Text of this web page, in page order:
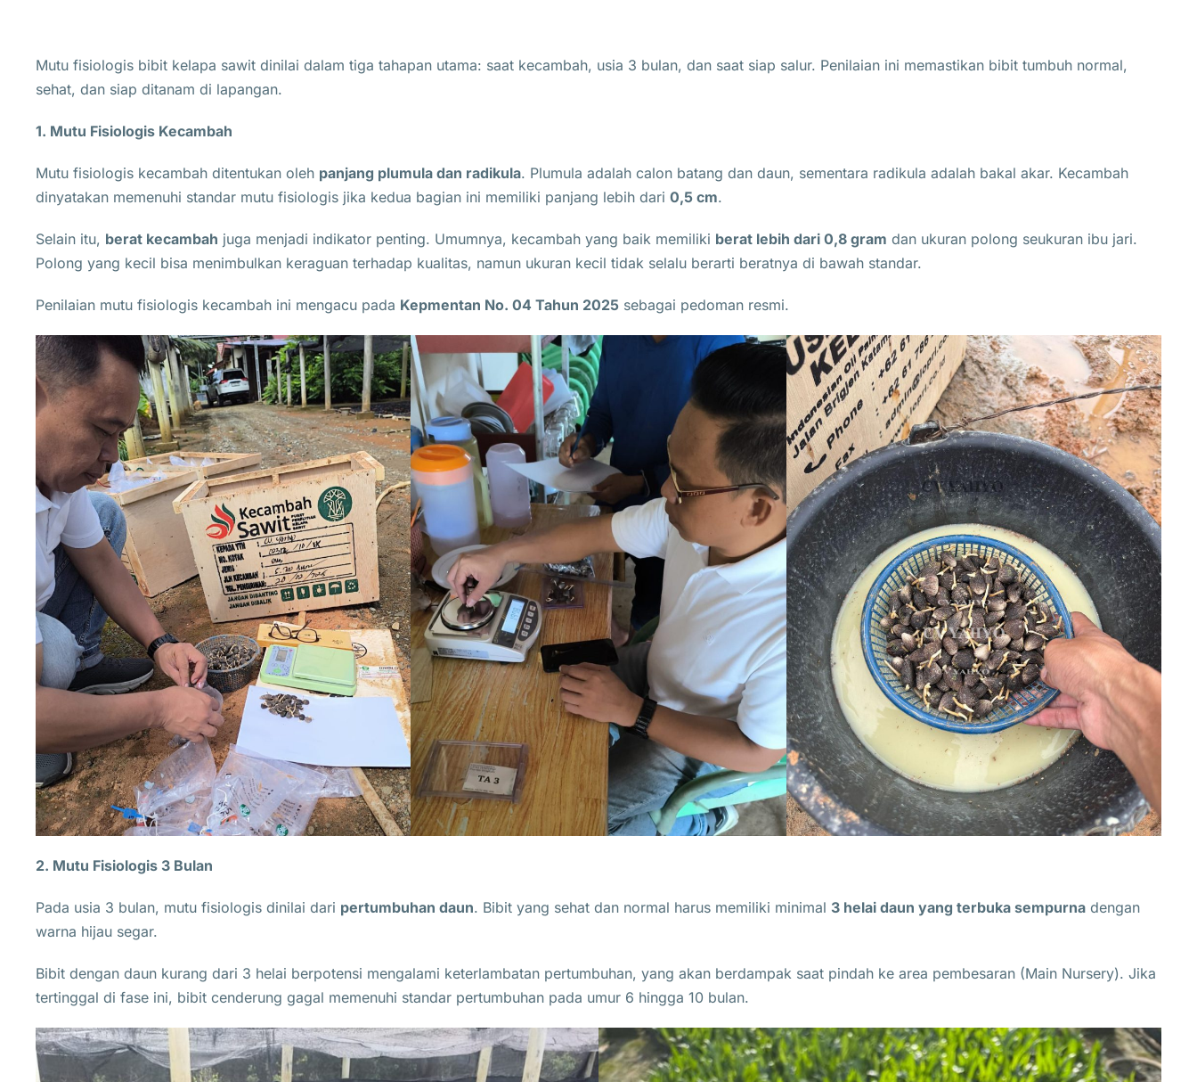
Mutu fisiologis bibit kelapa sawit dinilai dalam tiga tahapan utama: saat kecambah, usia 3 bulan, dan saat siap salur. Penilaian ini memastikan bibit tumbuh normal,
sehat, dan siap ditanam di lapangan.
1. Mutu Fisiologis Kecambah
Mutu fisiologis kecambah ditentukan oleh panjang plumula dan radikula. Plumula adalah calon batang dan daun, sementara radikula adalah bakal akar. Kecambah
dinyatakan memenuhi standar mutu fisiologis jika kedua bagian ini memiliki panjang lebih dari 0,5 cm.
Selain itu, berat kecambah juga menjadi indikator penting. Umumnya, kecambah yang baik memiliki berat lebih dari 0,8 gram dan ukuran polong seukuran ibu jari.
Polong yang kecil bisa menimbulkan keraguan terhadap kualitas, namun ukuran kecil tidak selalu berarti beratnya di bawah standar.
Penilaian mutu fisiologis kecambah ini mengacu pada Kepmentan No. 04 Tahun 2025 sebagai pedoman resmi.
2. Mutu Fisiologis 3 Bulan
Pada usia 3 bulan, mutu fisiologis dinilai dari pertumbuhan daun. Bibit yang sehat dan normal harus memiliki minimal 3 helai daun yang terbuka sempurna dengan
warna hijau segar.
Bibit dengan daun kurang dari 3 helai berpotensi mengalami keterlambatan pertumbuhan, yang akan berdampak saat pindah ke area pembesaran (Main Nursery). Jika
tertinggal di fase ini, bibit cenderung gagal memenuhi standar pertumbuhan pada umur 6 hingga 10 bulan.